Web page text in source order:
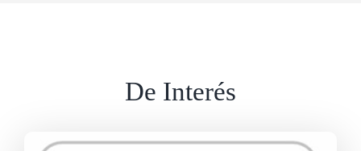
De Interés